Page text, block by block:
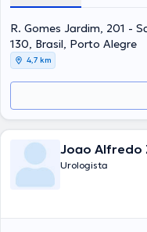
R. Gomes Jardim, 201 -
130, Brasil, Porto Alegre
4,7 km
Joao Alfredo
Urologista